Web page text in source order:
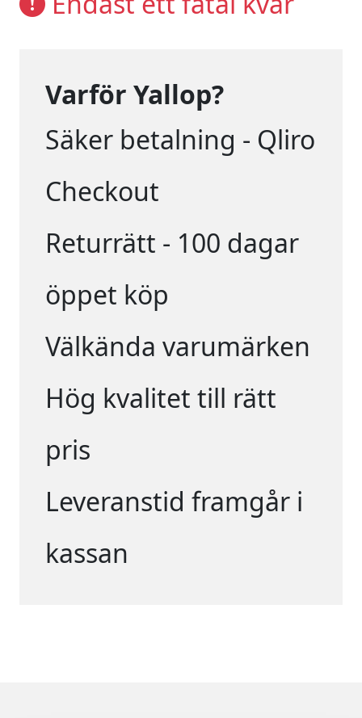
Varför Yallop?
Säker betalning - Qliro
Checkout
Returrätt - 100 dagar
öppet köp
Välkända varumärken
Hög kvalitet till rätt
pris
Leveranstid framgår i
kassan